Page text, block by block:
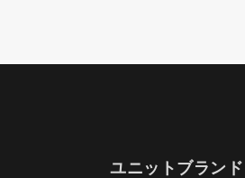
ユニットブランド